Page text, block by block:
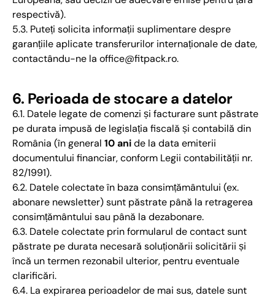
respectivă).
5.3. Puteți solicita informații suplimentare despre
garanțiile aplicate transferurilor internaționale de date,
contactându-ne la office@fitpack.ro.
6. Perioada de stocare a datelor
6.1. Datele legate de comenzi și facturare sunt păstrate
pe durata impusă de legislația fiscală și contabilă din
România (în general 10 anide la data emiterii
documentului financiar, conform Legii contabilității nr.
82/1991).
6.2. Datele colectate în baza consimțământului (ex.
abonare newsletter) sunt păstrate până la retragerea
consimțământului sau până la dezabonare.
6.3. Datele colectate prin formularul de contact sunt
păstrate pe durata necesară soluționării solicitării și
încă un termen rezonabil ulterior, pentru eventuale
clarificări.
6.4. La expirarea perioadelor de mai sus, datele sunt